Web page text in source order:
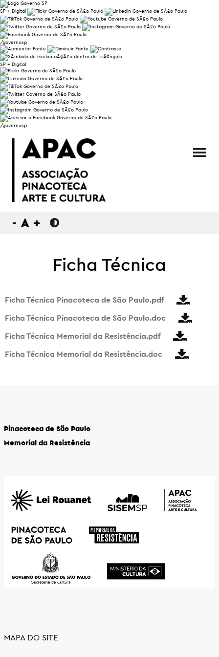
SP + Digital
/governosp
SP + Digital
/governosp
- A +
Ficha Técnica
Ficha Técnica Pinacoteca de São Paulo.pdf
Ficha Técnica Pinacoteca de São Paulo.doc
Ficha Técnica Memorial da Resistência.pdf
Ficha Técnica Memorial da Resistência.doc
Pinacoteca de São Paulo
Memorial da Resistência
MAPA DO SITE